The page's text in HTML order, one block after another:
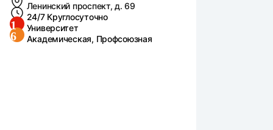
Ленинский проспект, д. 69
24/7 Круглосуточно
1 Университет
6 Академическая, Профсоюзная